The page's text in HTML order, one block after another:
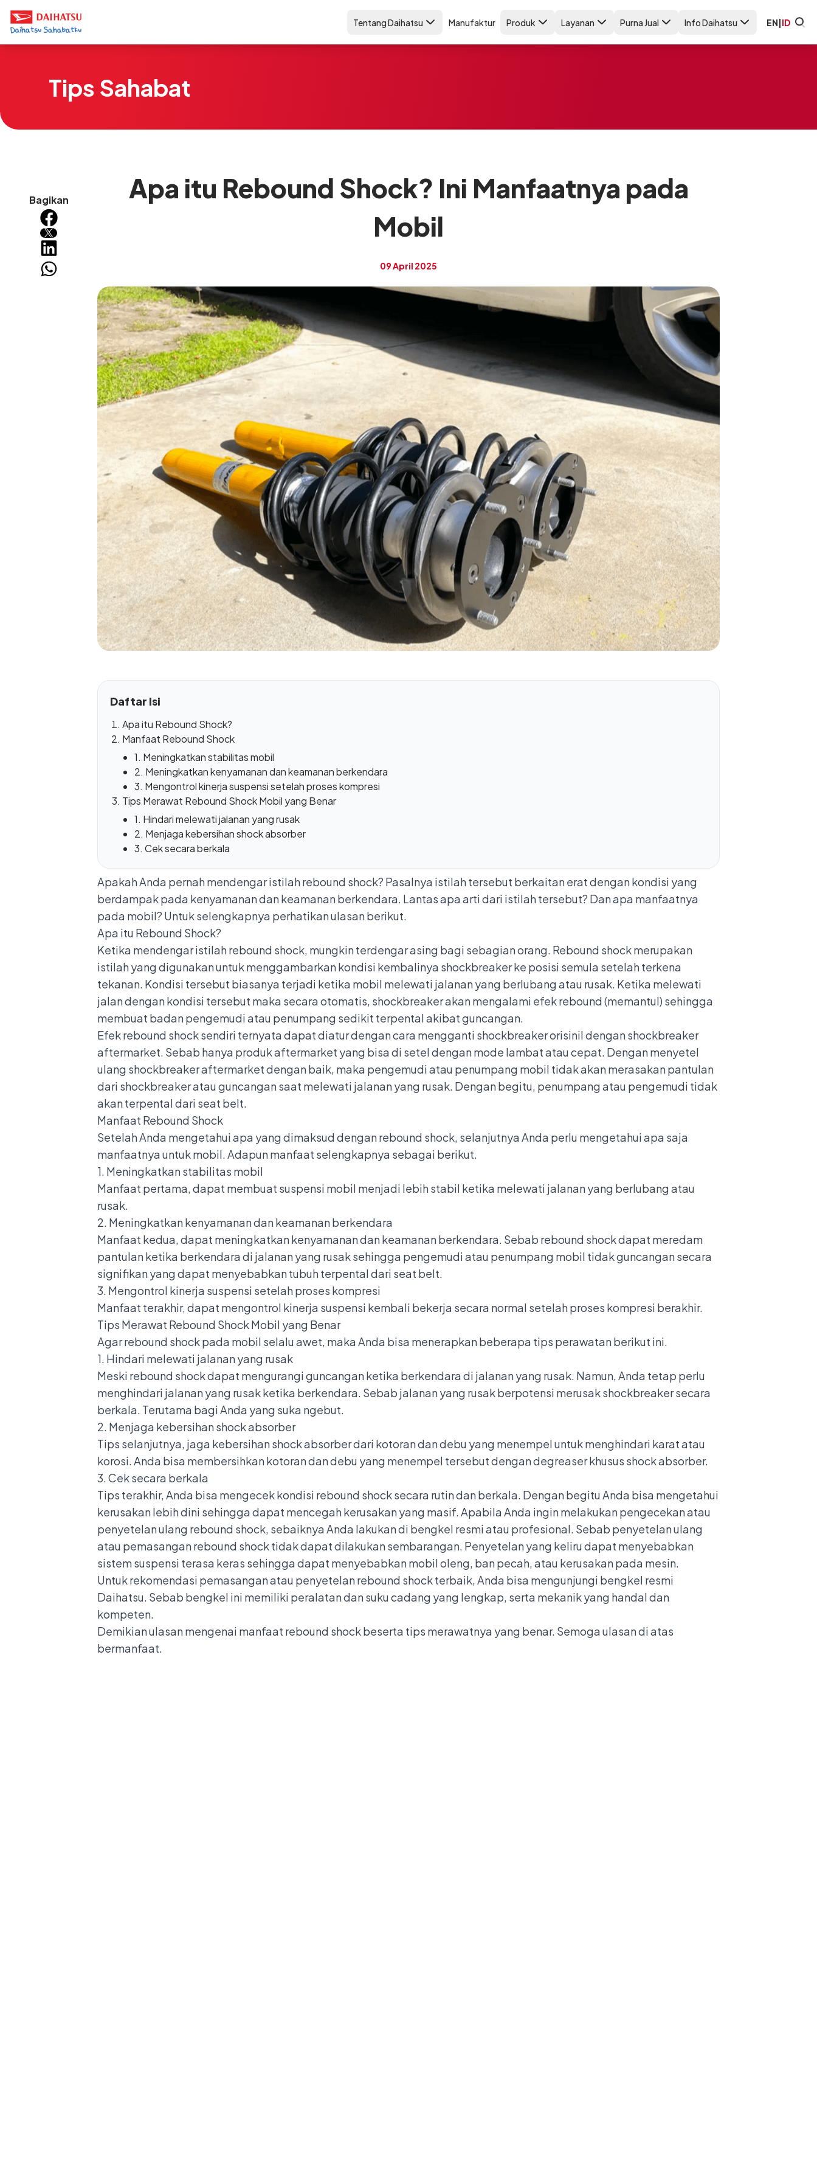
Tentang Daihatsu Manufaktur Produk Layanan Purna Jual Info Daihatsu EN|ID
Tips Sahabat
Bagikan
Apa itu Rebound Shock? Ini Manfaatnya pada
Mobil
09 April 2025
Daftar Isi
Apa itu Rebound Shock?
Manfaat Rebound Shock
1. Meningkatkan stabilitas mobil
2. Meningkatkan kenyamanan dan keamanan berkendara
3. Mengontrol kinerja suspensi setelah proses kompresi
Tips Merawat Rebound Shock Mobil yang Benar
1. Hindari melewati jalanan yang rusak
2. Menjaga kebersihan shock absorber
3. Cek secara berkala
Apakah Anda pernah mendengar istilah rebound shock? Pasalnya istilah tersebut berkaitan erat dengan kondisi yang
berdampak pada kenyamanan dan keamanan berkendara. Lantas apa arti dari istilah tersebut? Dan apa manfaatnya
pada mobil? Untuk selengkapnya perhatikan ulasan berikut.
Apa itu Rebound Shock?
Ketika mendengar istilah rebound shock, mungkin terdengar asing bagi sebagian orang. Rebound shock merupakan
istilah yang digunakan untuk menggambarkan kondisi kembalinya shockbreakerke posisi semula setelah terkena
tekanan. Kondisi tersebut biasanya terjadi ketika mobil melewati jalanan yang berlubang atau rusak. Ketika melewati
jalan dengan kondisi tersebut maka secara otomatis, shockbreaker akan mengalami efek rebound (memantul) sehingga
membuat badan pengemudi atau penumpang sedikit terpental akibat guncangan.
Efek rebound shock sendiri ternyata dapat diatur dengancara mengganti shockbreaker orisinildengan shockbreaker
aftermarket. Sebab hanya produk aftermarket yang bisa di setel dengan mode lambat atau cepat. Dengan menyetel
ulang shockbreaker aftermarket dengan baik, maka pengemudi atau penumpang mobil tidak akan merasakan pantulan
dari shockbreaker atau guncangan saat melewati jalanan yang rusak. Dengan begitu, penumpang atau pengemudi tidak
akan terpental dari seat belt.
Manfaat Rebound Shock
Setelah Anda mengetahui apa yang dimaksud dengan rebound shock, selanjutnya Anda perlu mengetahui apa saja
manfaatnya untuk mobil. Adapun manfaat selengkapnya sebagai berikut.
1. Meningkatkan stabilitas mobil
Manfaat pertama, dapat membuat suspensi mobil menjadi lebih stabil ketika melewati jalanan yang berlubang atau
rusak.
2. Meningkatkan kenyamanan dan keamanan berkendara
Manfaat kedua, dapat meningkatkan kenyamanan dan keamanan berkendara. Sebab rebound shock dapat meredam
pantulan ketika berkendara di jalanan yang rusak sehingga pengemudi atau penumpang mobil tidak guncangan secara
signifikan yang dapat menyebabkan tubuh terpental dari seat belt.
3. Mengontrol kinerja suspensi setelah proses kompresi
Manfaat terakhir, dapat mengontrol kinerja suspensi kembali bekerja secara normal setelah proses kompresi berakhir.
Tips Merawat Rebound Shock Mobil yang Benar
Agar rebound shock pada mobil selalu awet, maka Anda bisa menerapkan beberapa tips perawatan berikut ini.
1. Hindari melewati jalanan yang rusak
Meski rebound shock dapat mengurangi guncangan ketika berkendara di jalanan yang rusak. Namun, Anda tetap perlu
menghindari jalanan yang rusak ketika berkendara. Sebab jalanan yang rusak berpotensi merusak shockbreaker secara
berkala. Terutama bagi Anda yang suka ngebut.
2. Menjaga kebersihan shock absorber
Tips selanjutnya, jaga kebersihan shock absorber dari kotoran dan debu yang menempel untuk menghindari karat atau
korosi. Anda bisa membersihkan kotoran dan debu yang menempel tersebut dengan degreaser khusus shock absorber.
3. Cek secara berkala
Tips terakhir, Anda bisa mengecek kondisi rebound shock secara rutin dan berkala. Dengan begitu Anda bisa mengetahui
kerusakan lebih dini sehingga dapat mencegah kerusakan yang masif. Apabila Anda ingin melakukan pengecekan atau
penyetelan ulang rebound shock, sebaiknya Anda lakukan di bengkel resmi atau profesional. Sebab penyetelan ulang
atau pemasangan rebound shock tidak dapat dilakukan sembarangan. Penyetelan yang keliru dapat menyebabkan
sistem suspensi terasa keras sehingga dapat menyebabkan mobil oleng, ban pecah, atau kerusakan pada mesin.
Untuk rekomendasi pemasangan atau penyetelan rebound shock terbaik, Anda bisa mengunjungi bengkel resmi
Daihatsu. Sebab bengkel ini memiliki peralatan dan suku cadang yang lengkap, serta mekanik yang handal dan
kompeten.
Demikian ulasan mengenai manfaat rebound shock beserta tips merawatnya yang benar. Semoga ulasan di atas
bermanfaat.